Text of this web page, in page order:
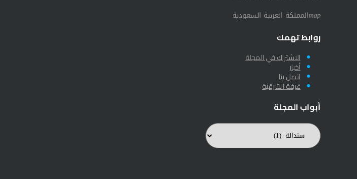
mapالمملكة العربية السعودية
روابط تهمك
الاشتراك في المجلة
أخبار
اتصل بنا
غرفة الشرقية
أبواب المجلة
أبواب
المجلة